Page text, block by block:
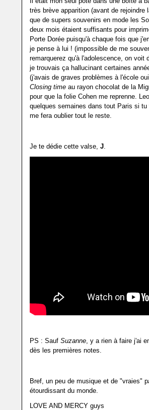
très brève apparition (avant de
que de supers souvenirs en mode les
deux mois étaient suffisants pour
Porte Dorée puisqu'à chaque fois que
je pense à lui ! (impossible de me
remarquerez qu'à l'adolescence, on voit
je trouvais ça hallucinant certaines
(j'avais de graves problèmes à l'école
Closing time au rayon chocolat de la
pour que la folie Cohen me reprenne.
quelques semaines dans tout Paris si
me fera oublier tout le reste.
Je te dédie cette valse, J
PS : Sauf Suzanne, y a rien à faire j'ai
dès les premières notes.
Bref, un peu de musique et de "vraies"
étourdissant du monde.
LOVE AND MERCY guys